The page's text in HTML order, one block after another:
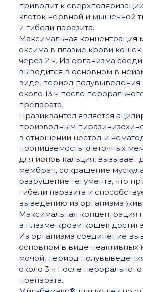
приводит к
клеток нервной и мышечной
и гибели паразита.
Максимальная концентрация
оксима в плазме крови кошек
через 2 ч. Из организма
выводится в основном в
виде, период полувыведения
около 13 ч после
препарата.
Празиквантел является
производным
в отношении цестод и
проницаемость клеточных
для ионов кальция, вызывает
мембран, сокращение
разрушение тегумента, что
гибели паразита и
выведению из организма
Максимальная концентрация
в плазме крови кошек
Из организма соединение
основном в виде неактивных
мочой, период
около 3 ч после
препарата.